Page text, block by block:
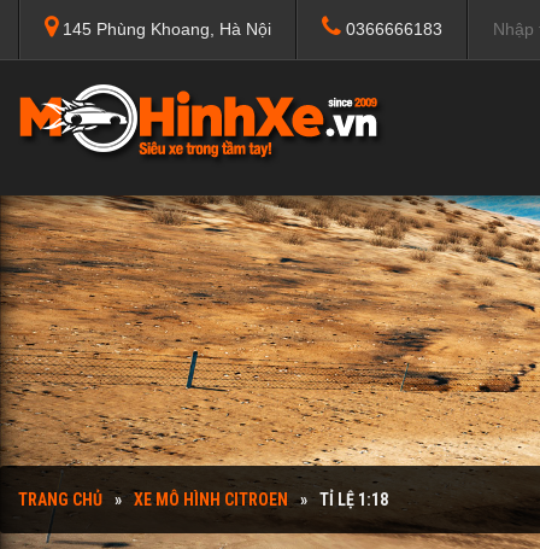
145 Phùng Khoang, Hà Nội 0366666183
TRANG CHỦ XE MÔ HÌNH CITROEN TỈ LỆ 1:18